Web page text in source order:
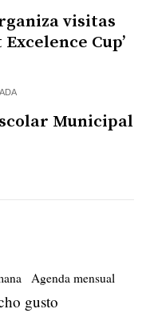
visitas
Cup’
Municipal
Agenda mensual
gusto